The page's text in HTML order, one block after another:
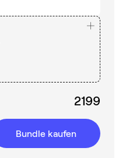
2199
Bundle kaufen